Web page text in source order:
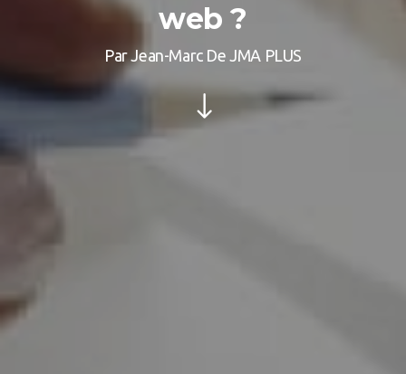
web ?
Par Jean-Marc De JMA PLUS